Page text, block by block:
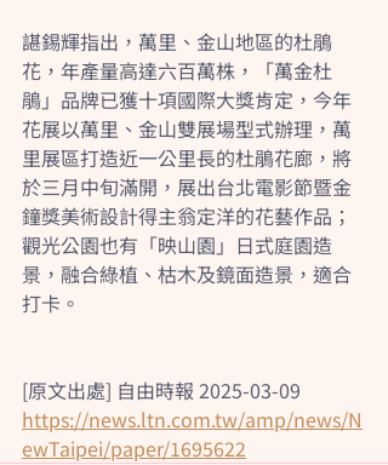
諶錫輝指出，萬里、金山地區的杜鵑
花，年產量高達六百萬株，「萬金杜
鵑」品牌已獲十項國際大獎肯定，今年
花展以萬里、金山雙展場型式辦理，萬
里展區打造近一公里長的杜鵑花廊，將
於三月中旬滿開，展出台北電影節暨金
鐘獎美術設計得主翁定洋的花藝作品；
觀光公園也有「映山園」日式庭園造
景，融合綠植、枯木及鏡面造景，適合
打卡。
[原文出處] 自由時報 2025-03-09
https://news.ltn.com.tw/amp/news/N
ewTaipei/paper/1695622